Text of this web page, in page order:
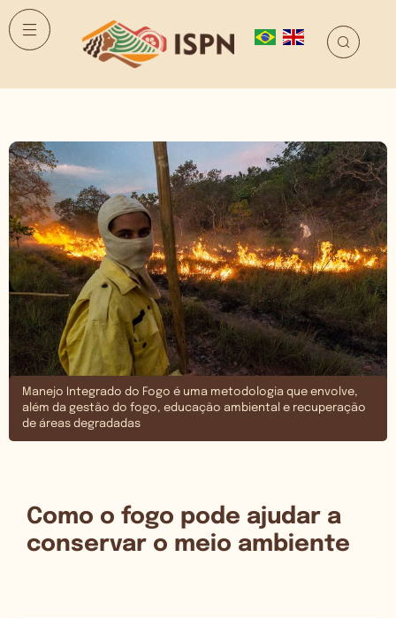
Manejo Integrado do Fogo é uma metodologia que envolve,
além da gestão do fogo, educação ambiental e recuperação
de áreas degradadas
Como o fogo pode ajudar a
conservar o meio ambiente